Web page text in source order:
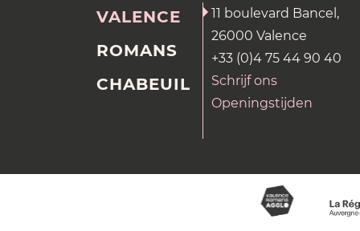
VALENCE
ROMANS
CHABEUIL
11 boulevard Bancel,
26000 Valence
+33 (0)4 75 44 90 40
Schrijf ons
Openingstijden